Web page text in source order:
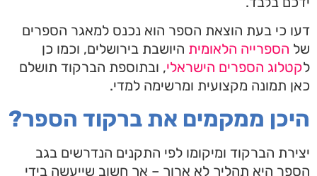
דעו כי בעת הוצאת הספר הוא נכנס למאגר הספרים
של הספרייה הלאומית היושבת בירושלים, וכמו כן
לקטלוג הספרים הישראלי, ובתוספת הברקוד תושלם
כאן תמונה מקצועית ומרשימה למדי.
היכן ממקמים את ברקוד הספר?
יצירת הברקוד ומיקומו לפי התקנים הנדרשים בגב
הספר היא תהליך לא ארוך – אך חשוב שייעשה בידי